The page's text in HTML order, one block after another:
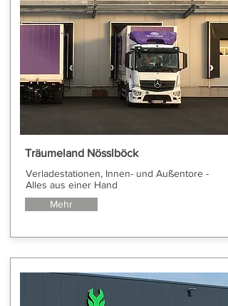
Verladestationen, Innen- und Außentore -
Alles aus einer Hand
Träumeland Nösslböck
Mehr